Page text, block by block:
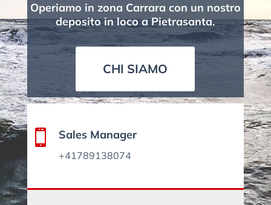
Operiamo in zona Carrara con un nostro
deposito in loco a Pietrasanta.
CHI SIAMO
 Sales Manager
+41789138074